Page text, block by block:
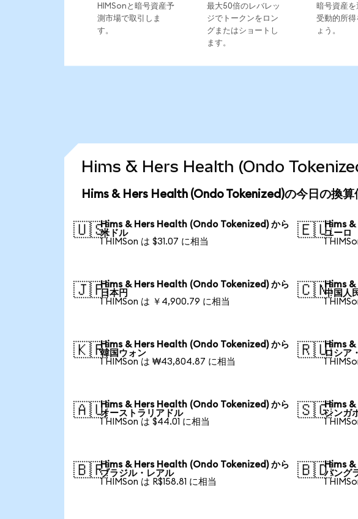
HIMSonと暗号資産予
測市場で取引しま
す。
最大50倍のレバレッ
ジでトークンをロン
グまたはショートし
ます。
暗号資産を
受動的所得
ょう。
Hims & Hers Health (Ondo Tokenized)
Hims & Hers Health (Ondo Tokenized)の今日の換算
🇺🇸Hims & Hers Health (Ondo Tokenized) から
米ドル
1 HIMSon は $31.07 に相当
🇪🇺Hims
ユーロ
1
🇯🇵Hims & Hers Health (Ondo Tokenized) から
日本円
1 HIMSon は ￥4,900.79 に相当
🇨🇳Hims
中国人
1
🇰🇷Hims & Hers Health (Ondo Tokenized) から
韓国ウォン
1 HIMSon は ₩43,804.87 に相当
🇷🇺Hims
ロシア
1
🇦🇺Hims & Hers Health (Ondo Tokenized) から
オーストラリアドル
1 HIMSon は $44.01 に相当
🇸🇬Hims &
シンガ
1
🇧🇷Hims & Hers Health (Ondo Tokenized) から
ブラジル・レアル
1 HIMSon は R$158.81 に相当
🇧🇩Hims &
バング
1